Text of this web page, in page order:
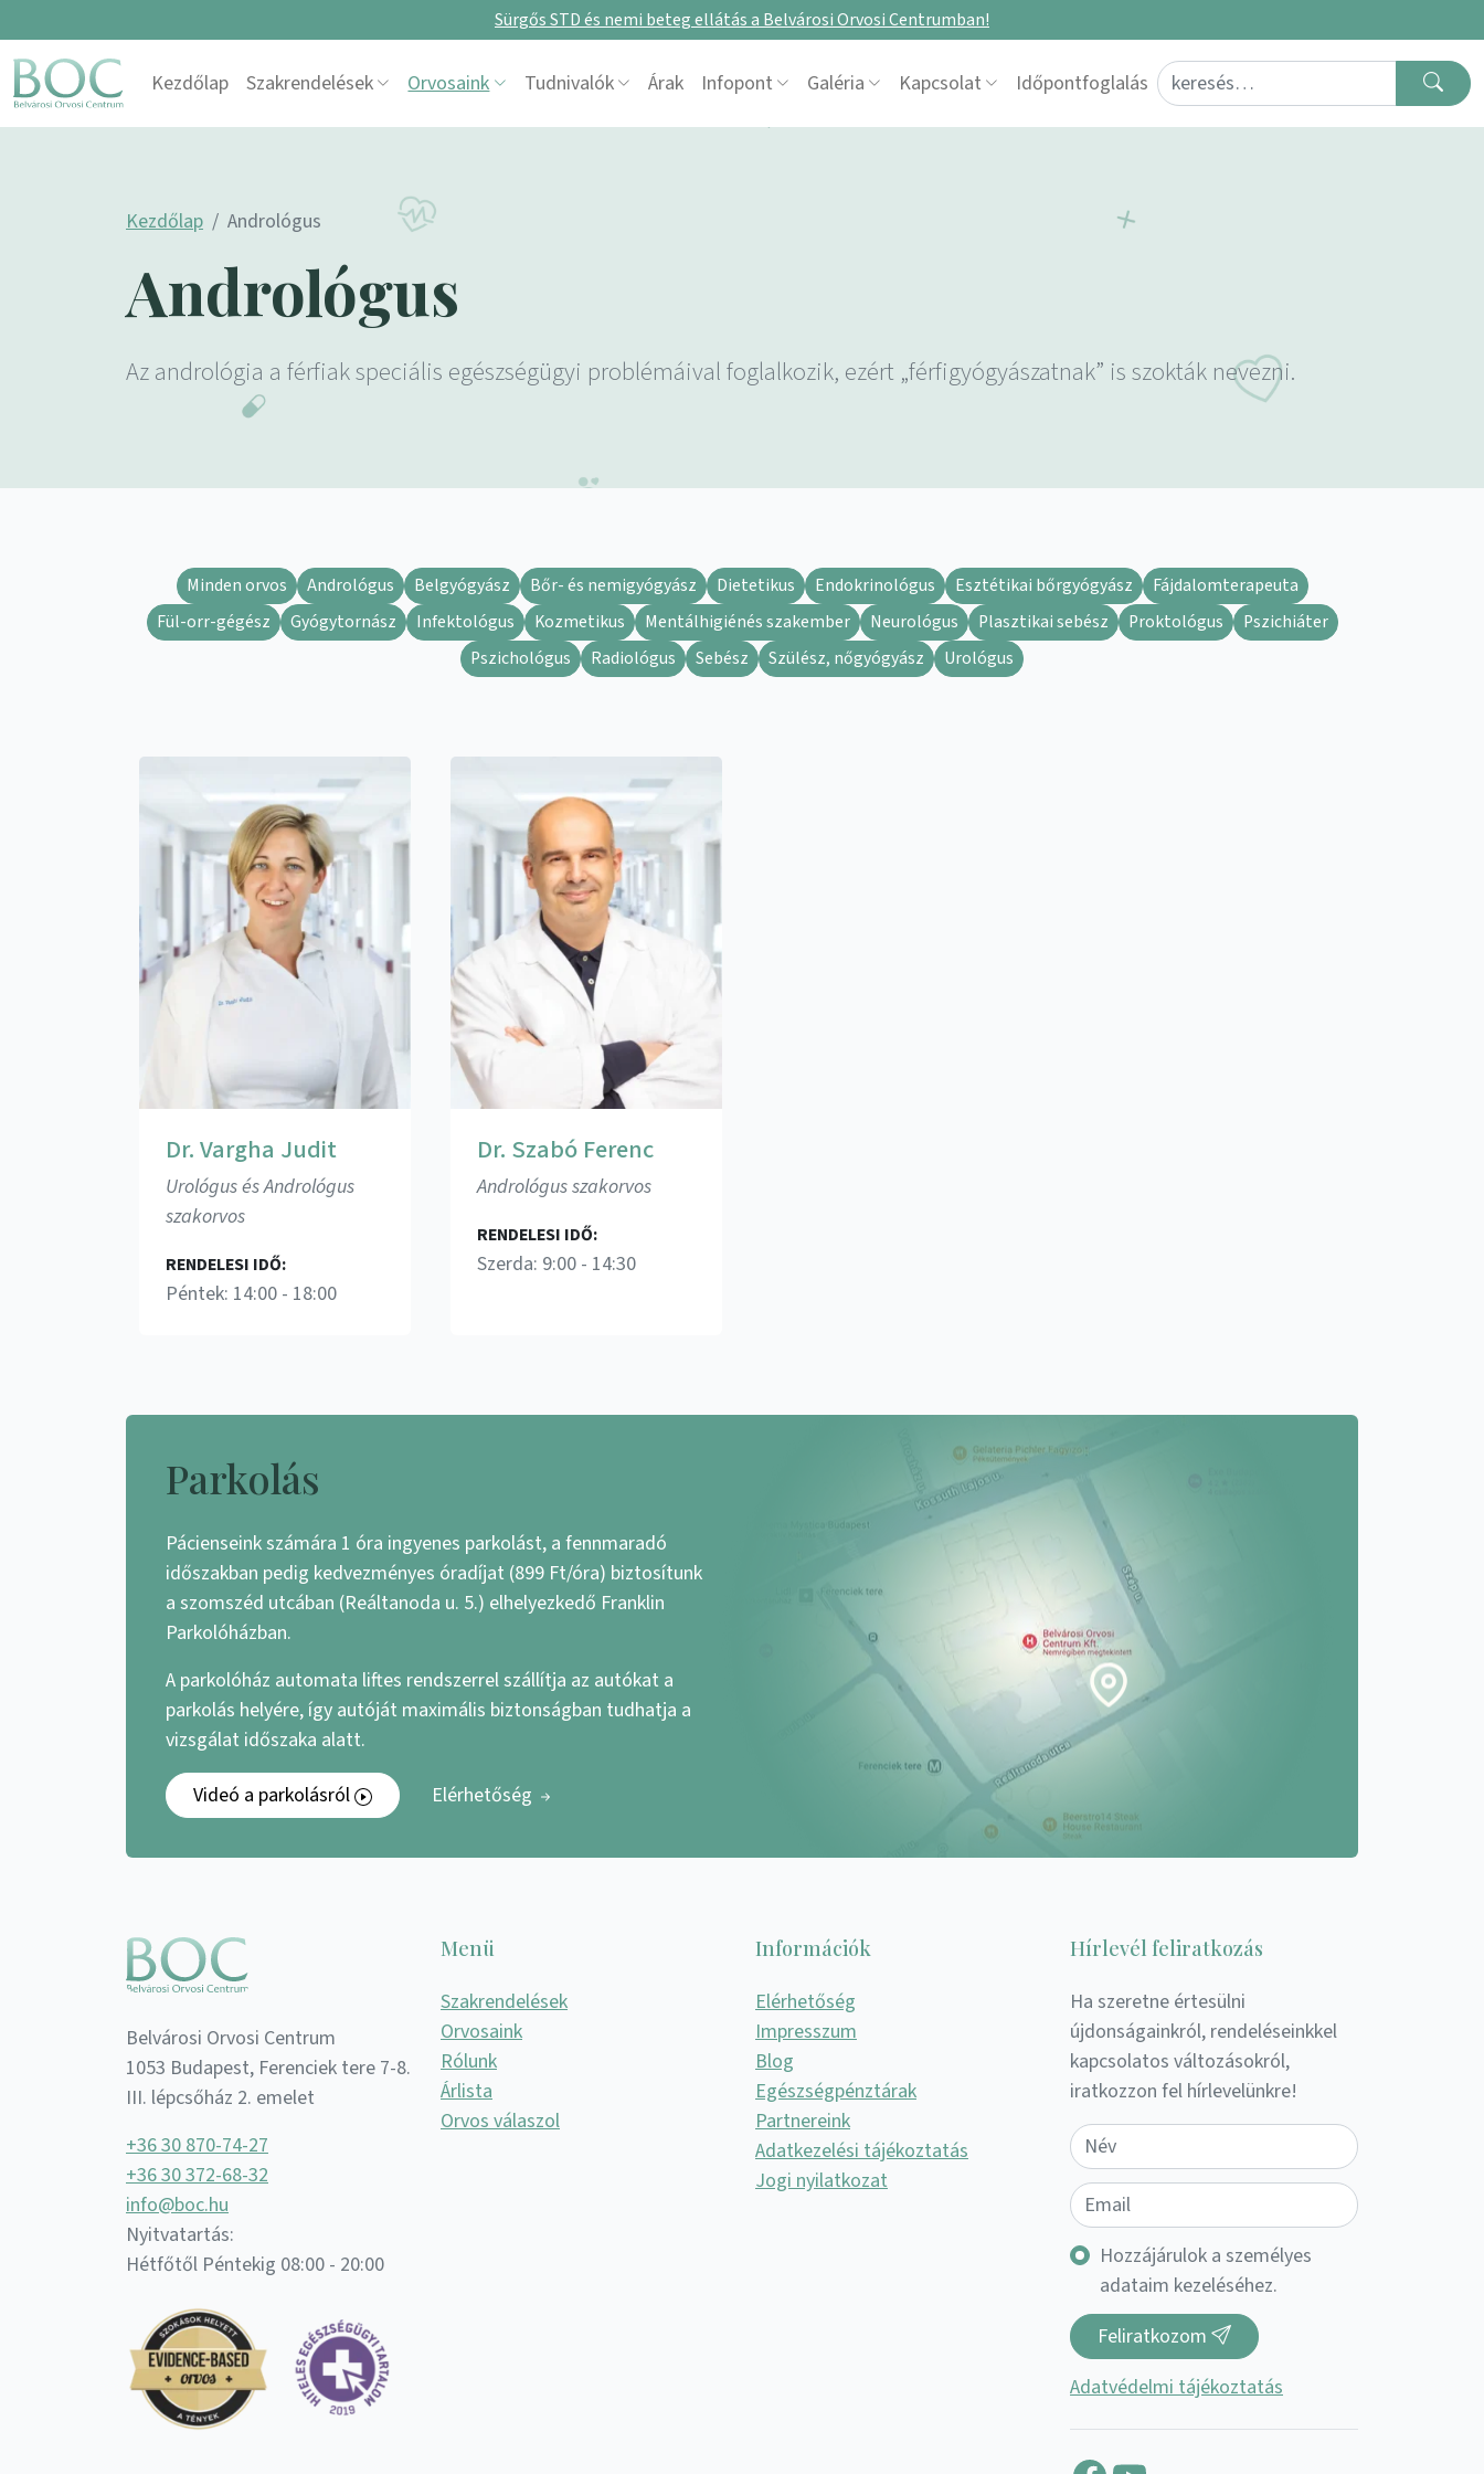
Sürgős STD és nemi beteg ellátás a Belvárosi Orvosi Centrumban!
Skip to content
Main Navigation
Kezdőlap Szakrendelések Orvosaink Tudnivalók Árak Infopont Galéria Kapcsolat Időpontfoglalás Search for:
Kezdőlap Andrológus
Andrológus
Az andrológia a férfiak speciális egészségügyi problémáival foglalkozik, ezért „férfigyógyászatnak” is szokták nevezni.
Minden orvos Andrológus Belgyógyász Bőr- és nemigyógyász Dietetikus Endokrinológus Esztétikai bőrgyógyász
Fájdalomterapeuta
Fül-orr-gégész
Gyógytornász Infektológus Kozmetikus Mentálhigiénés szakember Neurológus Plasztikai sebész Proktológus
Pszichiáter
Pszichológus
Radiológus Sebész Szülész, nőgyógyász Urológus
Dr. Vargha Judit
Urológus és Andrológus
szakorvos
RENDELESI IDŐ:
Péntek: 14:00 - 18:00
Dr. Szabó Ferenc
Andrológus szakorvos
RENDELESI IDŐ:
Szerda: 9:00 - 14:30
Parkolás
Pácienseink számára 1 óra ingyenes parkolást, a fennmaradó
időszakban pedig kedvezményes óradíjat (899 Ft/óra) biztosítunk
a szomszéd utcában (Reáltanoda u. 5.) elhelyezkedő Franklin
Parkolóházban.
A parkolóház automata liftes rendszerrel szállítja az autókat a
parkolás helyére, így autóját maximális biztonságban tudhatja a
vizsgálat időszaka alatt.
Videó a parkolásról
Elérhetőség
Belvárosi Orvosi Centrum
1053 Budapest, Ferenciek tere 7-8.
III. lépcsőház 2. emelet
+36 30 870-74-27
+36 30 372-68-32
info@boc.hu
Nyitvatartás:
Hétfőtől Péntekig 08:00 - 20:00
Menü
Szakrendelések
Orvosaink
Rólunk
Árlista
Orvos válaszol
Információk
Elérhetőség
Impresszum
Blog
Egészségpénztárak
Partnereink
Adatkezelési tájékoztatás
Jogi nyilatkozat
Hírlevél feliratkozás
Ha szeretne értesülni
újdonságainkról, rendeléseinkkel
kapcsolatos változásokról,
iratkozzon fel hírlevelünkre!
Hozzájárulok a személyes
adataim kezeléséhez.
Feliratkozom
Adatvédelmi tájékoztatás